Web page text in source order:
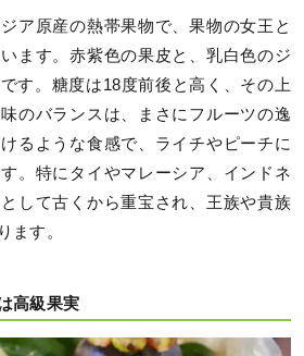
ア原産の熱帯果物で、果物の女王と
ます。赤紫色の果皮と、乳白色のジ
す。糖度は18度前後と高く、その上
のバランスは、まさにフルーツの逸
るような食感で、ライチやピーチに
。特にタイやマレーシア、インドネ
して古くから重宝され、王族や貴族
ます。
高級果実